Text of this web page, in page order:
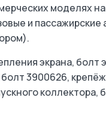
моделях
и
экрана, болт
3900626,
коллектора,